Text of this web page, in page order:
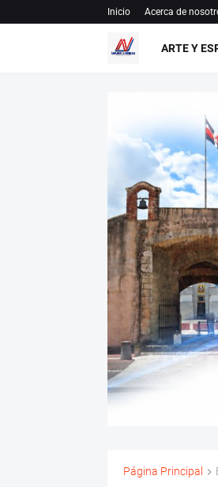
Inicio Acerca de
ARTE Y
Página Principal